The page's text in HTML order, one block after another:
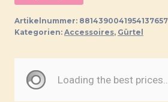
Artikelnummer: 8814390041954137657
Kategorien: Accessoires, Gürtel